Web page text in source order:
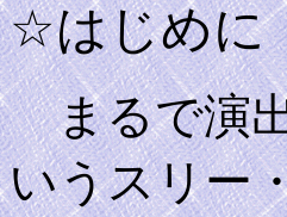
☆はじめに
まるで演出
いうスリー